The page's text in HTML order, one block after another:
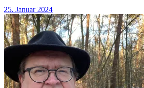
25. Januar 2024